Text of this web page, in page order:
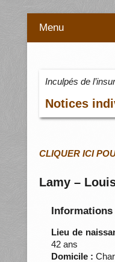
Menu
Inculpés de
Notices
CLIQUER ICI
Lamy –
Lieu de
42 ans
Domicile :